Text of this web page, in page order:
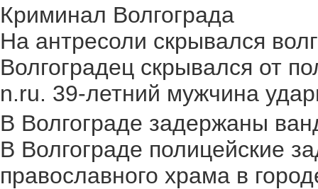
Криминал Волгограда
На антресоли скрывался
Волгоградец скрывался от
n.ru. 39-летний мужчина
В Волгограде задержаны
В Волгограде полицейские
православного храма в